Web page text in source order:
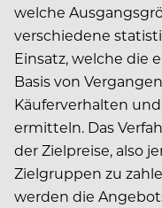
welche
verschiedene
Einsatz, welche die
Basis von
Käuferverhalten
ermitteln. Das
der Zielpreise, also
Zielgruppen zu
werden die